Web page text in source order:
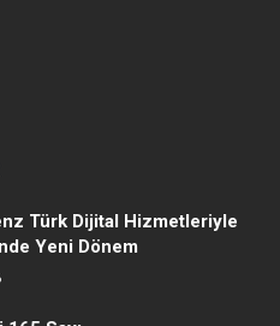
Türk Dijital Hizmetleriyle
Yeni Dönem